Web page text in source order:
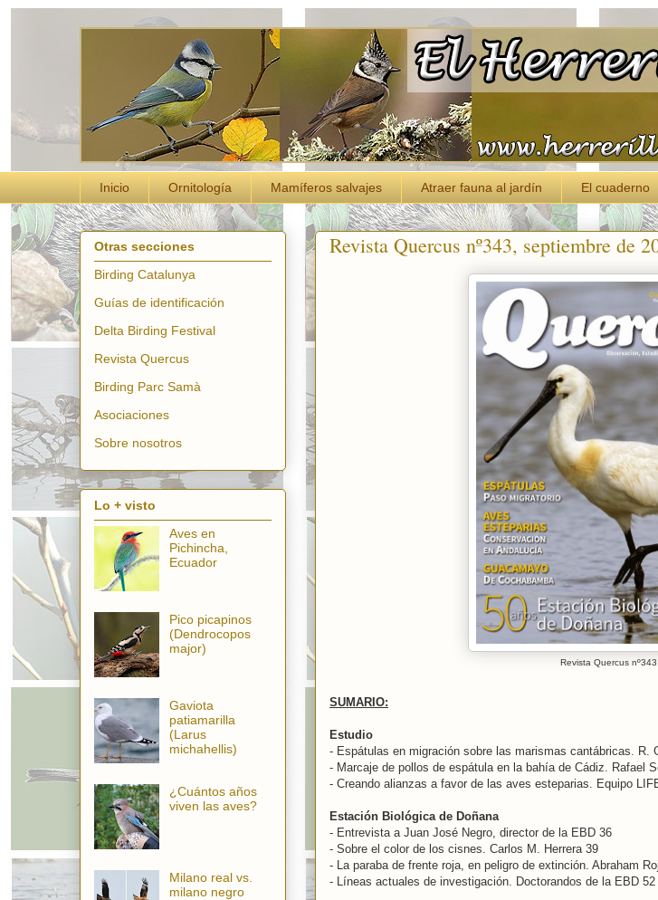
Inicio Ornitología Mamíferos salvajes Atraer fauna al jardín El cuaderno
Revista Quercus nº343, septiembre de
Revista Quercus nº343
SUMARIO:
Estudio
- Espátulas en migración sobre las marismas cantábricas. R.
- Marcaje de pollos de espátula en la bahía de Cádiz. Rafael
- Creando alianzas a favor de las aves esteparias. Equipo
Estación Biológica de Doñana
- Entrevista a Juan José Negro, director de la EBD 36
- Sobre el color de los cisnes. Carlos M. Herrera 39
- La paraba de frente roja, en peligro de extinción. Abraham
- Líneas actuales de investigación. Doctorandos de la EBD 52
Otras secciones
Birding Catalunya
Guías de identificación
Delta Birding Festival
Revista Quercus
Birding Parc Samà
Asociaciones
Sobre nosotros
Lo + visto
Aves en
Pichincha,
Ecuador
Pico picapinos
(Dendrocopos
major)
Gaviota
patiamarilla
(Larus
michahellis)
¿Cuántos años
viven las aves?
Milano real vs.
milano negro